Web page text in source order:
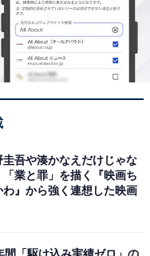
キング結果を見る
圭吾や湊かなえだけじゃな
「業と罪」を描く『映画ち
わ』から強く連想した映画